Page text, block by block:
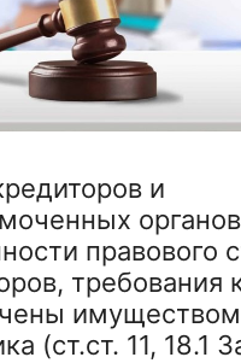
и
правового
требования
имуществом
(ст.ст. 11, 18.1